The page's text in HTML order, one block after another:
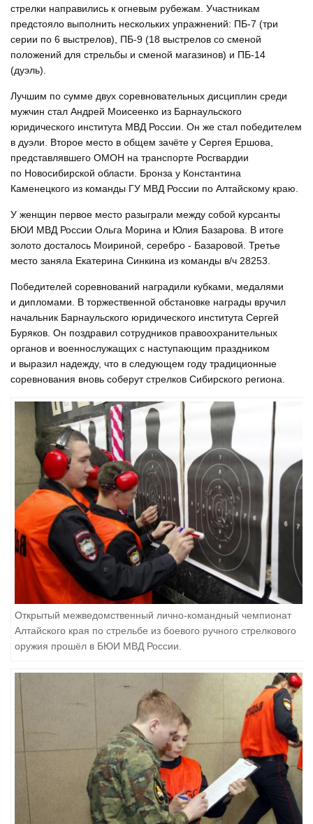
стрелки направились к огневым рубежам. Участникам
предстояло выполнить нескольких упражнений: ПБ-7 (три
серии по 6 выстрелов), ПБ-9 (18 выстрелов со сменой
положений для стрельбы и сменой магазинов) и ПБ-14
(дуэль).
Лучшим по сумме двух соревновательных дисциплин среди
мужчин стал Андрей Моисеенко из Барнаульского
юридического института МВД России. Он же стал победителем
в дуэли. Второе место в общем зачёте у Сергея Ершова,
представлявшего ОМОН на транспорте Росгвардии
по Новосибирской области. Бронза у Константина
Каменецкого из команды ГУ МВД России по Алтайскому краю.
У женщин первое место разыграли между собой курсанты
БЮИ МВД России Ольга Морина и Юлия Базарова. В итоге
золото досталось Моириной, серебро - Базаровой. Третье
место заняла Екатерина Синкина из команды в/ч 28253.
Победителей соревнований наградили кубками, медалями
и дипломами. В торжественной обстановке награды вручил
начальник Барнаульского юридического института Сергей
Буряков. Он поздравил сотрудников правоохранительных
органов и военнослужащих с наступающим праздником
и выразил надежду, что в следующем году традиционные
соревнования вновь соберут стрелков Сибирского региона.
Открытый межведомственный лично-командный чемпионат
Алтайского края по стрельбе из боевого ручного стрелкового
оружия прошёл в БЮИ МВД России.